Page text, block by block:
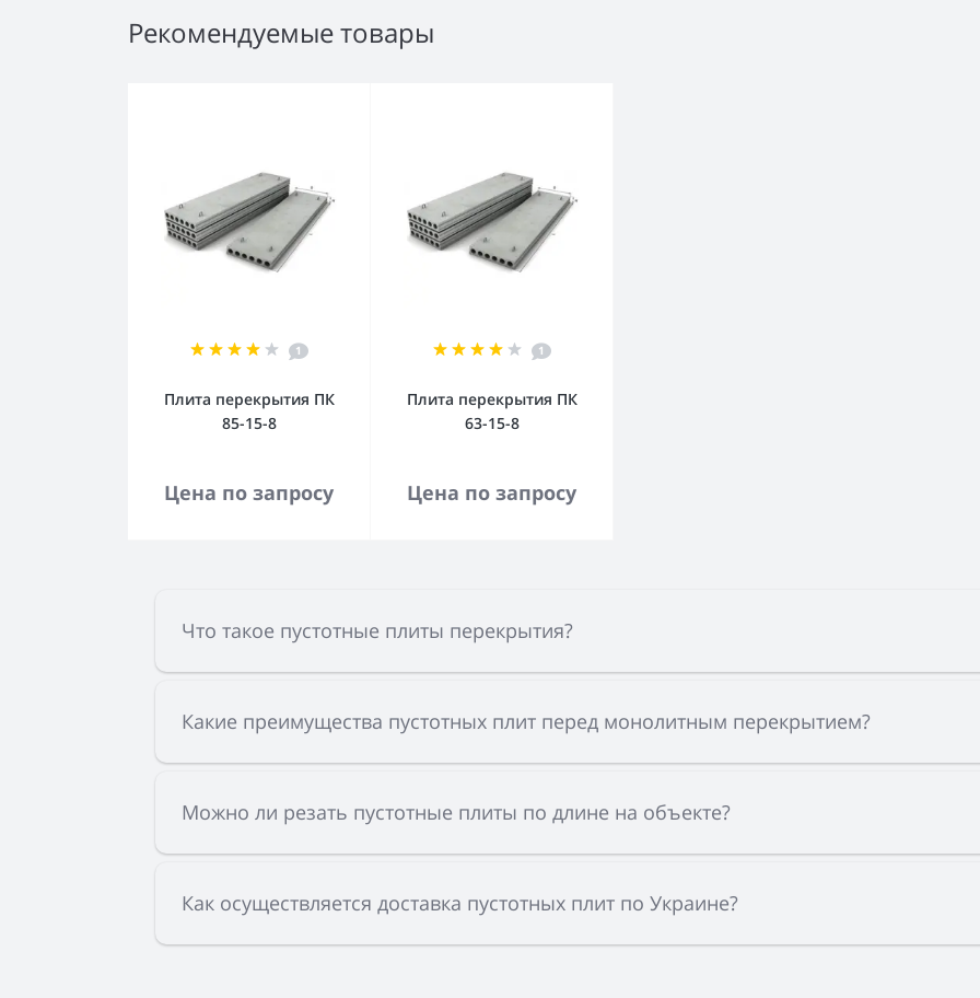
Рекомендуемые товары
1
Плита перекрытия ПК
85-15-8
Цена по запросу
1
Плита перекрытия ПК
63-15-8
Цена по запросу
Что такое пустотные плиты перекрытия?
Какие преимущества пустотных плит перед монолитным перекрытием?
Можно ли резать пустотные плиты по длине на объекте?
Как осуществляется доставка пустотных плит по Украине?